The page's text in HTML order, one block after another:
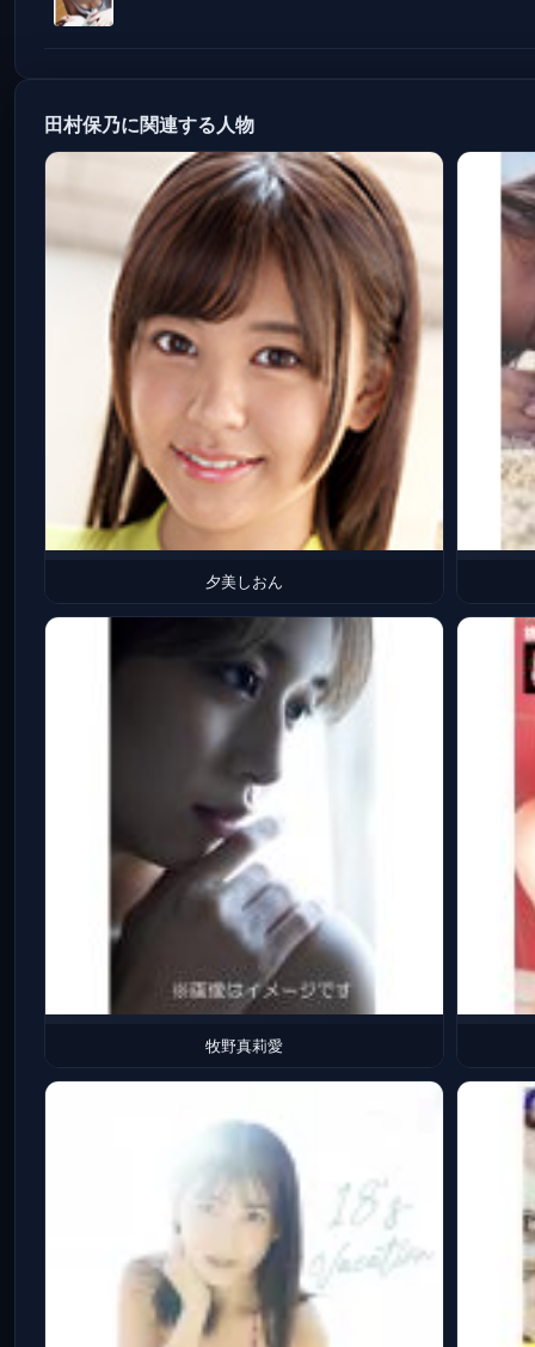
田村保乃に関連する人物
夕美しおん
牧野真莉愛